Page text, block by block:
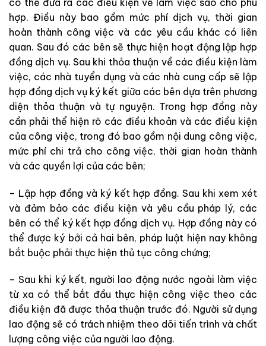
hợp. Điều này bao gồm mức phí dịch vụ, thời gian
hoàn thành công việc và các yêu cầu khác có liên
quan. Sau đó các bên sẽ thực hiện hoạt động lập hợp
đồng dịch vụ. Sau khi thỏa thuận về các điều kiện làm
việc, các nhà tuyển dụng và các nhà cung cấp sẽ lập
hợp đồng dịch vụ ký kết giữa các bên dựa trên phương
diện thỏa thuận và tự nguyện. Trong hợp đồng này
cần phải thể hiện rõ các điều khoản và các điều kiện
của công việc, trong đó bao gồm nội dung công việc,
mức phí chi trả cho công việc, thời gian hoàn thành
và các quyền lợi của các bên;
– Lập hợp đồng và ký kết hợp đồng. Sau khi xem xét
và đảm bảo các điều kiện và yêu cầu pháp lý, các
bên có thể ký kết hợp đồng dịch vụ. Hợp đồng này có
thể được ký bởi cả hai bên, pháp luật hiện nay không
bắt buộc phải thực hiện thủ tục công chứng;
– Sau khi ký kết, người lao động nước ngoài làm việc
từ xa có thể bắt đầu thực hiện công việc theo các
điều kiện đã được thỏa thuận trước đó. Người sử dụng
lao động sẽ có trách nhiệm theo dõi tiến trình và chất
lượng công việc của người lao động.